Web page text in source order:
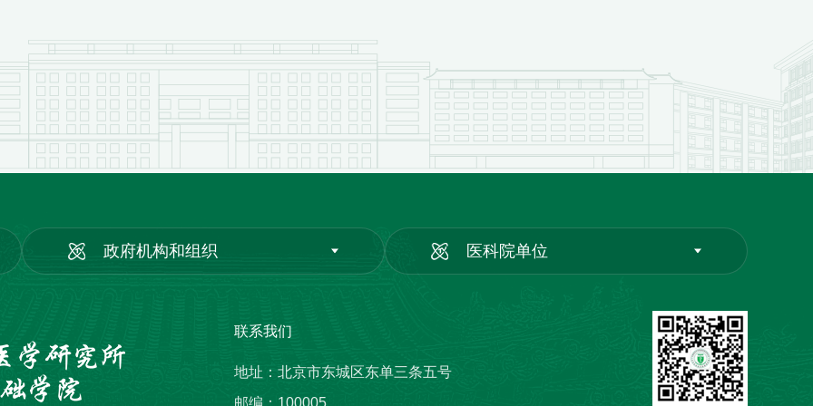
政府机构和组织 医科院单位
联系我们
地址：北京市东城区东单三条五号